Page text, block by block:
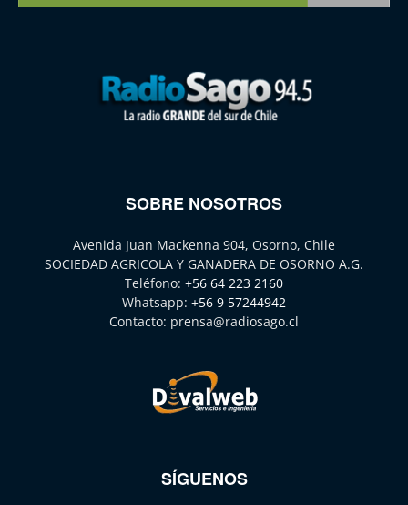
SOBRE NOSOTROS
Avenida Juan Mackenna 904, Osorno, Chile
SOCIEDAD AGRICOLA Y GANADERA DE OSORNO A.G.
Teléfono: +56 64 223 2160
Whatsapp: +56 9 57244942
Contacto: prensa@radiosago.cl
SÍGUENOS